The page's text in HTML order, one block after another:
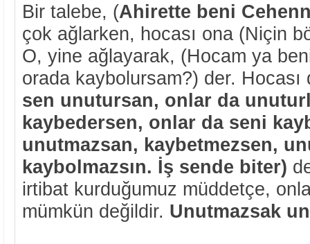
Bir talebe, (Ahirette beni
çok ağlarken, hocası ona (Niçin
O, yine ağlayarak, (Hocam ya
orada kaybolursam?) der.
sen unutursan, onlar da
kaybedersen, onlar da seni
unutmazsan, kaybetmezsen,
kaybolmazsın. İş sende biter)
irtibat kurduğumuz müddetçe,
mümkün değildir. Unutmazsak